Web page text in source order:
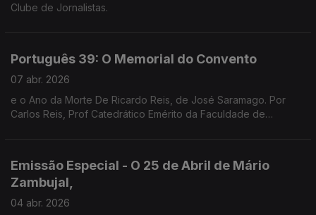
Clube de Jornalistas.
Português 39: O Memorial do Convento
07 abr. 2026
e o Ano da Morte De Ricardo Reis, de José Saramago. Por
Carlos Reis, Prof Catedrático Emérito da Faculdade de
Emissão Especial - O 25 de Abril de Mário
Zambujal,
04 abr. 2026